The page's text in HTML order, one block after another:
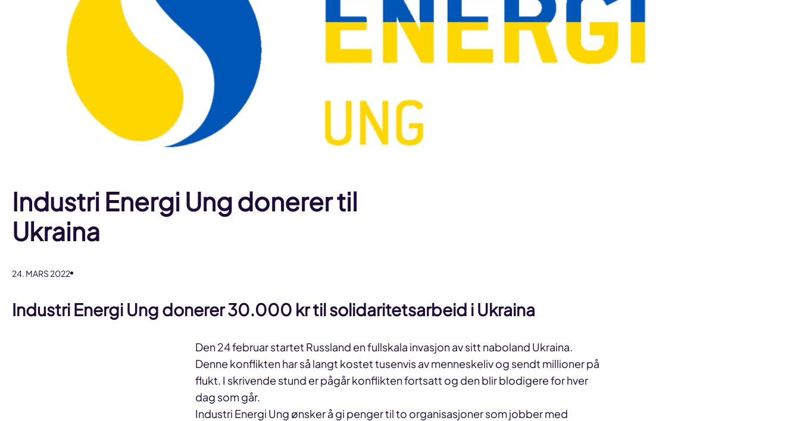
Industri Energi Ung donerer til
Ukraina
24. MARS 2022
Industri Energi Ung donerer 30.000 kr til solidaritetsarbeid i Ukraina
Den 24 februar startet Russland en fullskala invasjon av sitt naboland Ukraina.
Denne konflikten har så langt kostet tusenvis av menneskeliv og sendt millioner på
flukt. I skrivende stund er pågår konflikten fortsatt og den blir blodigere for hver
dag som går.
Industri Energi Ung ønsker å gi penger til to organisasjoner som jobber med